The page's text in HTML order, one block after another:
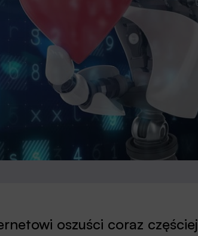
oszuści coraz częściej